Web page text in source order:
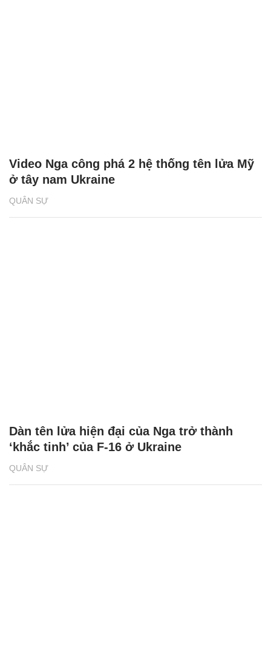
QUÂN SỰ
Video Nga công phá 2 hệ thống tên lửa Mỹ
ở tây nam Ukraine
QUÂN SỰ
Dàn tên lửa hiện đại của Nga trở thành
‘khắc tinh’ của F-16 ở Ukraine